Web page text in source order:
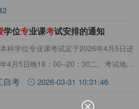
细查看
学位专业课考试安排的通知
科学位专业课考试定于2026年4月5日进
4月5日晚18：00--20：30二、考试地点
自考 2026-03-31 10:31:46